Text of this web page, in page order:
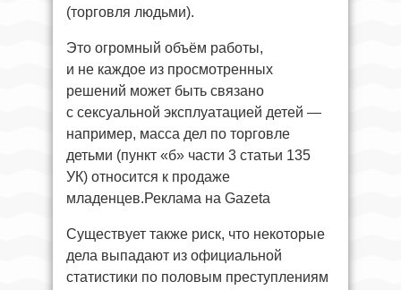
(торговля людьми).
Это огромный объём работы,
и не каждое из просмотренных
решений может быть связано
с сексуальной эксплуатацией детей —
например, масса дел по торговле
детьми (пункт «б» части 3 статьи 135
УК) относится к продаже
младенцев.Реклама на Gazeta
Существует также риск, что некоторые
дела выпадают из официальной
статистики по половым преступлениям